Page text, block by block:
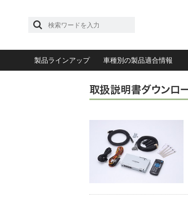
製品ラインアップ 車種別の製品適合情報